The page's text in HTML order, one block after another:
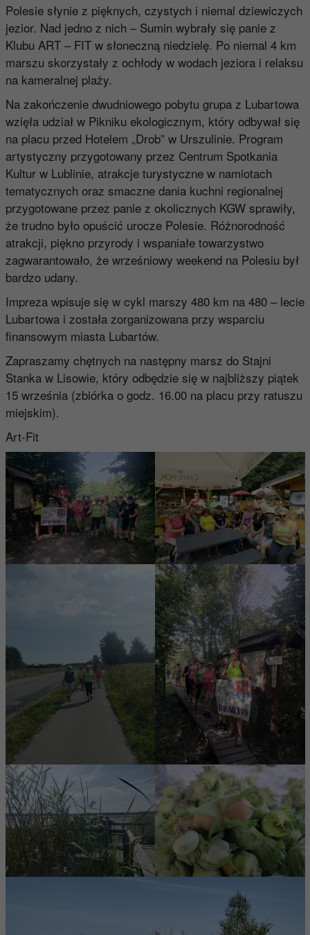
Polesie słynie z pięknych, czystych i niemal dziewiczych
jezior. Nad jedno z nich – Sumin wybrały się panie z
Klubu ART – FIT w słoneczną niedzielę. Po niemal 4 km
marszu skorzystały z ochłody w wodach jeziora i relaksu
na kameralnej plaży.
Na zakończenie dwudniowego pobytu grupa z Lubartowa
wzięła udział w Pikniku ekologicznym, który odbywał się
na placu przed Hotelem „Drob” w Urszulinie. Program
artystyczny przygotowany przez Centrum Spotkania
Kultur w Lublinie, atrakcje turystyczne w namiotach
tematycznych oraz smaczne dania kuchni regionalnej
przygotowane przez panie z okolicznych KGW sprawiły,
że trudno było opuścić urocze Polesie. Różnorodność
atrakcji, piękno przyrody i wspaniałe towarzystwo
zagwarantowało, że wrześniowy weekend na Polesiu był
bardzo udany.
Impreza wpisuje się w cykl marszy 480 km na 480 – lecie
Lubartowa i została zorganizowana przy wsparciu
finansowym miasta Lubartów.
Zapraszamy chętnych na następny marsz do Stajni
Stanka w Lisowie, który odbędzie się w najbliższy piątek
15 września (zbiórka o godz. 16.00 na placu przy ratuszu
miejskim).
Art-Fit